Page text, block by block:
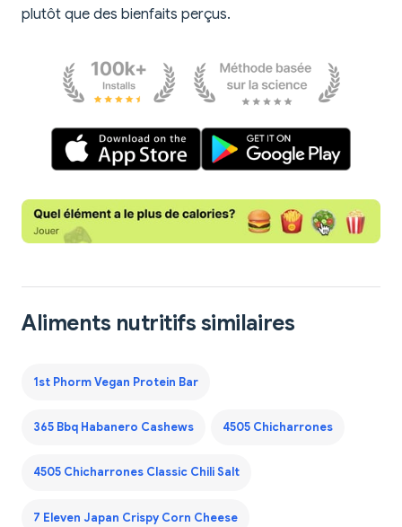
plutôt que des bienfaits perçus.
Aliments nutritifs similaires
1st Phorm Vegan Protein Bar
365 Bbq Habanero Cashews 4505 Chicharrones
4505 Chicharrones Classic Chili Salt
7 Eleven Japan Crispy Corn Cheese